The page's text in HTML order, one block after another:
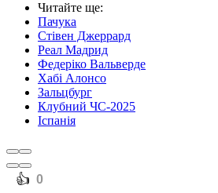
Читайте ще:
Пачука
Стівен Джеррард
Реал Мадрид
Федеріко Вальверде
Хабі Алонсо
Зальцбург
Клубний ЧС-2025
Іспанія
️👍 0